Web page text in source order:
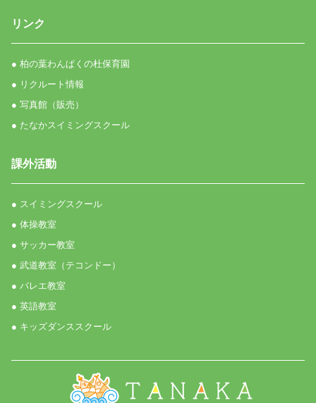
リンク
● 柏の葉わんぱくの杜保育園
● リクルート情報
● 写真館（販売）
● たなかスイミングスクール
課外活動
● スイミングスクール
● 体操教室
● サッカー教室
● 武道教室（テコンドー）
● バレエ教室
● 英語教室
● キッズダンススクール